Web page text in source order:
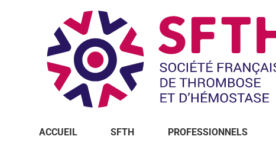
ACCUEIL SFTH PROFESSIONNELS